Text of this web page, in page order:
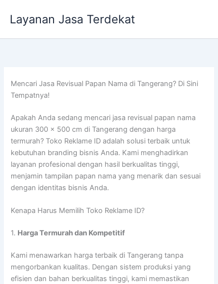
Layanan Jasa Terdekat
Mencari Jasa Revisual Papan Nama di Tangerang? Di Sini
Tempatnya!
Apakah Anda sedang mencari jasa revisual papan nama
ukuran 300 x 500 cm di Tangerang dengan harga
termurah? Toko Reklame ID adalah solusi terbaik untuk
kebutuhan branding bisnis Anda. Kami menghadirkan
layanan profesional dengan hasil berkualitas tinggi,
menjamin tampilan papan nama yang menarik dan sesuai
dengan identitas bisnis Anda.
Kenapa Harus Memilih Toko Reklame ID?
1. Harga Termurah dan Kompetitif
Kami menawarkan harga terbaik di Tangerang tanpa
mengorbankan kualitas. Dengan sistem produksi yang
efisien dan bahan berkualitas tinggi, kami memastikan